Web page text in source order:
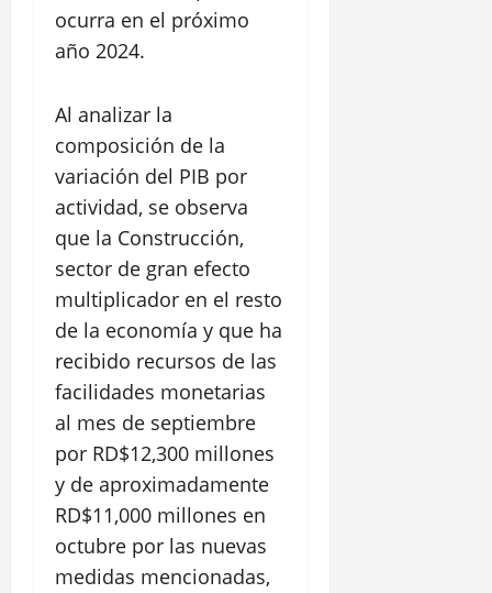
ocurra en el próximo
año 2024.
Al analizar la
composición de la
variación del PIB por
actividad, se observa
que la Construcción,
sector de gran efecto
multiplicador en el resto
de la economía y que ha
recibido recursos de las
facilidades monetarias
al mes de septiembre
por RD$12,300 millones
y de aproximadamente
RD$11,000 millones en
octubre por las nuevas
medidas mencionadas,